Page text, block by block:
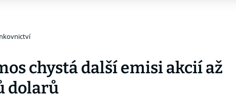
chystá další emisi akcií až
dolarů